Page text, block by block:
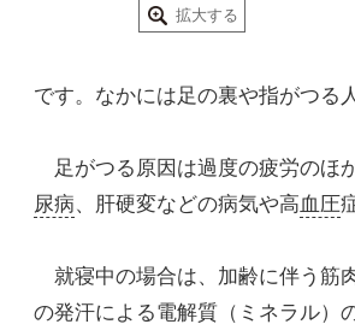
拡大する
です。なかには足の裏や指がつる
足がつる原因は過度の疲労のほ
尿病、肝硬変などの病気や高血圧
就寝中の場合は、加齢に伴う筋
の発汗による電解質（ミネラル）